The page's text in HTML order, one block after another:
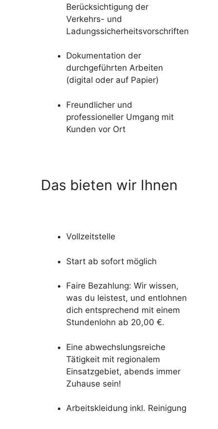
Berücksichtigung der
Verkehrs- und
Ladungssicherheitsvorschriften
Dokumentation der
durchgeführten Arbeiten
(digital oder auf Papier)
Freundlicher und
professioneller Umgang mit
Kunden vor Ort
Das bieten wir Ihnen
Vollzeitstelle
Start ab sofort möglich
Faire Bezahlung: Wir wissen,
was du leistest, und entlohnen
dich entsprechend mit einem
Stundenlohn ab 20,00 €.
Eine abwechslungsreiche
Tätigkeit mit regionalem
Einsatzgebiet, abends immer
Zuhause sein!
Arbeitskleidung inkl. Reinigung